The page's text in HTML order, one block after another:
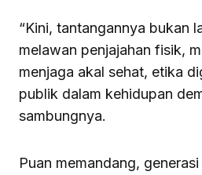
“Kini, tantangannya bukan
melawan penjajahan fisik,
menjaga akal sehat, etika
publik dalam kehidupan
sambungnya.
Puan memandang,